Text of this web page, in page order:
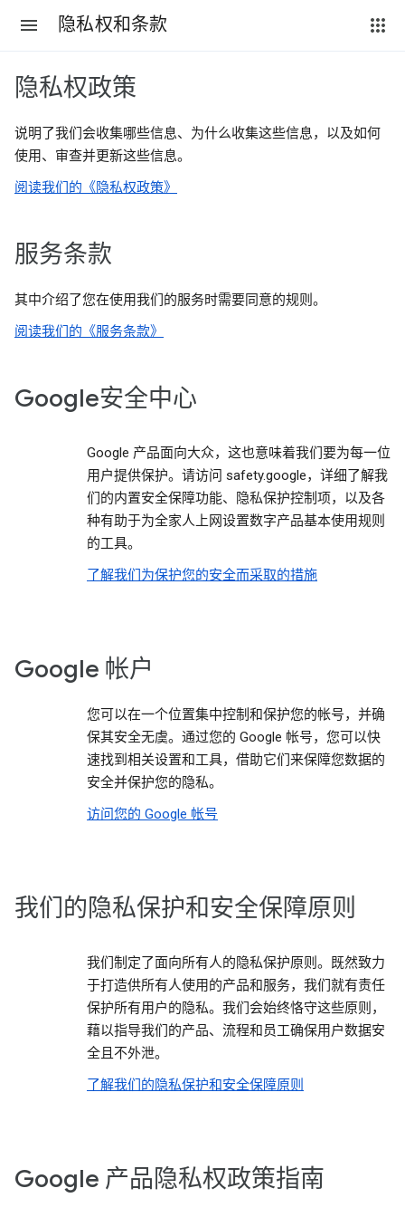
隐私权和条款
隐私权政策
说明了我们会收集哪些信息、为什么收集这些信息，以及如何
使用、审查并更新这些信息。
阅读我们的《隐私权政策》
服务条款
其中介绍了您在使用我们的服务时需要同意的规则。
阅读我们的《服务条款》
Google安全中心
Google 产品面向大众，这也意味着我们要为每一位
用户提供保护。请访问 safety.google，详细了解我
们的内置安全保障功能、隐私保护控制项，以及各
种有助于为全家人上网设置数字产品基本使用规则
的工具。
了解我们为保护您的安全而采取的措施
Google 帐户
您可以在一个位置集中控制和保护您的帐号，并确
保其安全无虞。通过您的 Google 帐号，您可以快
速找到相关设置和工具，借助它们来保障您数据的
安全并保护您的隐私。
访问您的 Google 帐号
我们的隐私保护和安全保障原则
我们制定了面向所有人的隐私保护原则。既然致力
于打造供所有人使用的产品和服务，我们就有责任
保护所有用户的隐私。我们会始终恪守这些原则，
藉以指导我们的产品、流程和员工确保用户数据安
全且不外泄。
了解我们的隐私保护和安全保障原则
Google 产品隐私权政策指南